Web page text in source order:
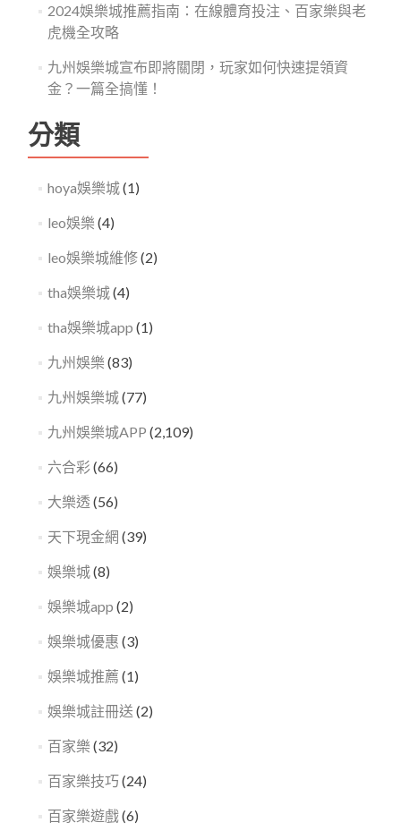
2024娛樂城推薦指南：在線體育投注、百家樂與老
虎機全攻略
九州娛樂城宣布即將關閉，玩家如何快速提領資
金？一篇全搞懂！
分類
hoya娛樂城(1)
leo娛樂 (4)
leo娛樂城維修(2)
tha娛樂城(4)
tha娛樂城app (1)
九州娛樂 (83)
九州娛樂城(77)
九州娛樂城APP (2,109)
六合彩(66)
大樂透 (56)
天下現金網 (39)
娛樂城(8)
娛樂城app (2)
娛樂城優惠 (3)
娛樂城推薦 (1)
娛樂城註冊送 (2)
百家樂 (32)
百家樂技巧(24)
百家樂遊戲(6)